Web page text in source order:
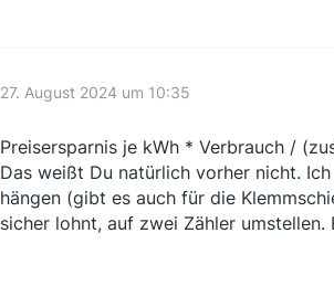
27. August 2024 um 10:35
Preisersparnis je kWh * Verbrauch /
Das weißt Du natürlich vorher nicht.
hängen (gibt es auch für die
sicher lohnt, auf zwei Zähler